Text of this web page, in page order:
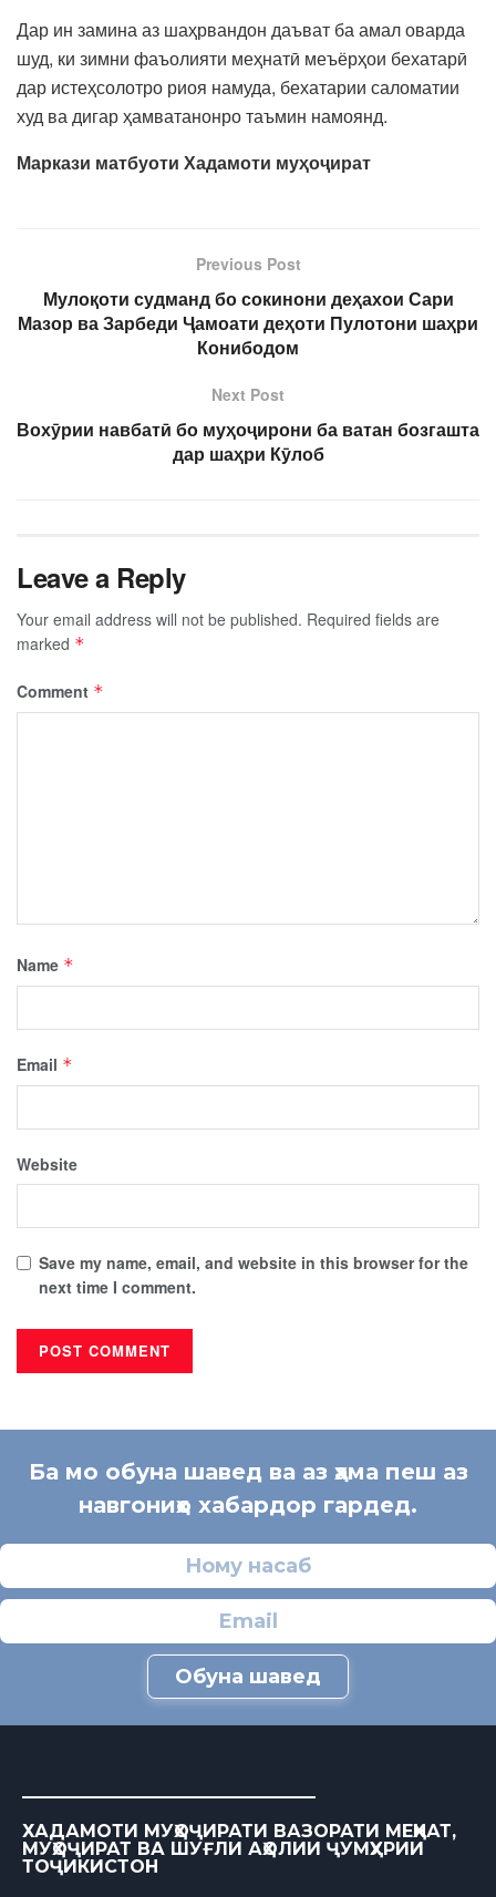
Дар ин замина аз шаҳрвандон даъват ба амал оварда
шуд, ки зимни фаъолияти меҳнатӣ меъёрҳои бехатарӣ
дар истеҳсолотро риоя намуда, бехатарии саломатии
худ ва дигар ҳамватанонро таъмин намоянд.
Маркази матбуоти Хадамоти муҳоҷират
Previous Post
Мулоқоти судманд бо сокинони деҳахои Сари
Мазор ва Зарбеди Ҷамоати деҳоти Пулотони шаҳри
Конибодом
Next Post
Вохӯрии навбатӣ бо муҳоҷирони ба ватан бозгашта
дар шаҳри Кӯлоб
Leave a Reply
Your email address will not be published. Required fields are
marked *
Comment *
Name *
Email *
Website
Save my name, email, and website in this browser for the
next time I comment.
Ба мо обуна шавед ва аз ҳама пеш аз
навгониҳо хабардор гардед.
Обуна шавед
ХАДАМОТИ МУҲОҶИРАТИ ВАЗОРАТИ МЕҲНАТ,
МУҲОҶИРАТ ВА ШУҒЛИ АҲОЛИИ ҶУМҲУРИИ
ТОҶИКИСТОН